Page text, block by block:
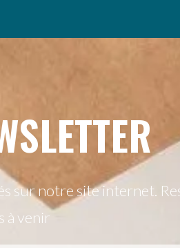
sur notre site internet.
à venir